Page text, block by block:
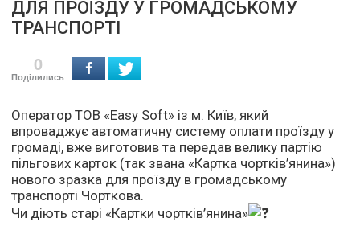
ДЛЯ ПРОЇЗДУ У ГРОМАДСЬКОМУ
ТРАНСПОРТІ
0
Поділились
Оператор ТОВ «Easy Soft» із м. Київ, який
впроваджує автоматичну систему оплати проїзду у
громаді, вже виготовив та передав велику партію
пільгових карток (так звана «Картка чортків’янина»)
нового зразка для проїзду в громадському
транспорті Чорткова.
Чи діють старі «Картки чортків’янина»